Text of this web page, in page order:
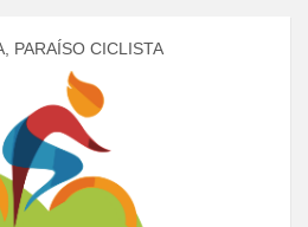
PARAÍSO CICLISTA